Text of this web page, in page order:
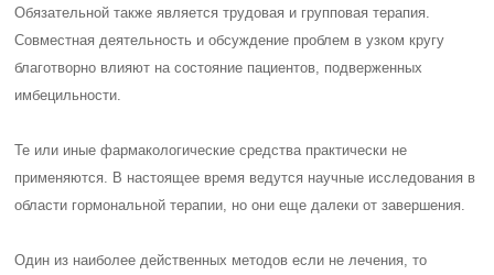
Обязательной также является трудовая и групповая терапия.
Совместная деятельность и обсуждение проблем в узком кругу
благотворно влияют на состояние пациентов, подверженных
имбецильности.
Те или иные фармакологические средства практически не
применяются. В настоящее время ведутся научные исследования в
области гормональной терапии, но они еще далеки от завершения.
Один из наиболее действенных методов если не лечения, то